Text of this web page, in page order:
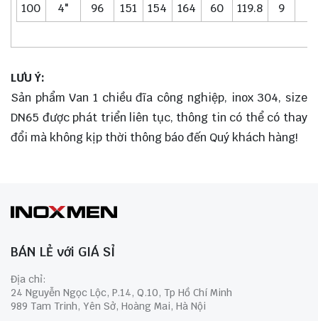
100
4" 96 151 154 164 60 119.8 9
LƯU Ý:
Sản phẩm Van 1 chiều đĩa công nghiệp, inox 304, size
DN65 được phát triển liên tục, thông tin có thể có thay
đổi mà không kịp thời thông báo đến Quý khách hàng!
BÁN LẺ với GIÁ SỈ
Địa chỉ:
24 Nguyễn Ngọc Lộc, P.14, Q.10, Tp Hồ Chí Minh
989 Tam Trinh, Yên Sở, Hoàng Mai, Hà Nội